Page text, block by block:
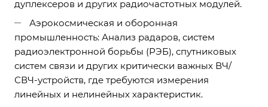
дуплексеров и других радиочастотных модулей.
Аэрокосмическая и оборонная
промышленность: Анализ радаров, систем
радиоэлектронной борьбы (РЭБ), спутниковых
систем связи и других критически важных ВЧ/
СВЧ-устройств, где требуются измерения
линейных и нелинейных характеристик.